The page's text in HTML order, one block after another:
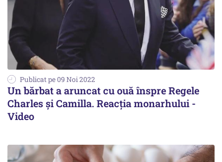
Publicat pe 09 Noi 2022
Un bărbat a aruncat cu ouă înspre Regele
Charles şi Camilla. Reacția monarhului -
Video